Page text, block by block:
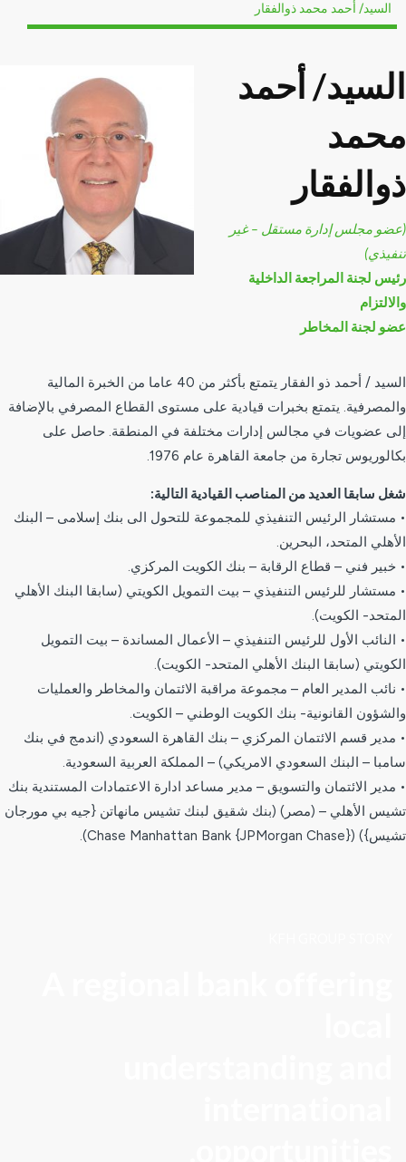
السيد/ أحمد محمد ذوالفقار
السيد/ أحمد
محمد
ذوالفقار
(عضو مجلس إدارة مستقل – غير
تنفيذي)
رئيس لجنة المراجعة الداخلية
والالتزام
عضو لجنة المخاطر
السيد / أحمد ذو الفقار يتمتع بأكثر من 40 عاما من الخبرة المالية
والمصرفية. يتمتع بخبرات قيادية على مستوى القطاع المصرفي بالإضافة
إلى عضويات في مجالس إدارات مختلفة في المنطقة. حاصل على
بكالوريوس تجارة من جامعة القاهرة عام 1976.
شغل سابقا العديد من المناصب القيادية التالية:
• مستشار الرئيس التنفيذي للمجموعة للتحول الى بنك إسلامى – البنك
الأهلي المتحد، البحرين.
• خبير فني – قطاع الرقابة – بنك الكويت المركزي.
• مستشار للرئيس التنفيذي – بيت التمويل الكويتي (سابقا البنك الأهلي
المتحد- الكويت).
• النائب الأول للرئيس التنفيذي – الأعمال المساندة – بيت التمويل
الكويتي (سابقا البنك الأهلي المتحد- الكويت).
• نائب المدير العام – مجموعة مراقبة الائتمان والمخاطر والعمليات
والشؤون القانونية- بنك الكويت الوطني – الكويت.
• مدير قسم الائتمان المركزي – بنك القاهرة السعودي (اندمج في بنك
سامبا – البنك السعودي الامريكي) – المملكة العربية السعودية.
• مدير الائتمان والتسويق – مدير مساعد ادارة الاعتمادات المستندية بنك
تشيس الأهلي – (مصر) (بنك شقيق لبنك تشيس مانهاتن {جيه بي مورجان
تشيس}) (Chase Manhattan Bank {JPMorgan Chase}).